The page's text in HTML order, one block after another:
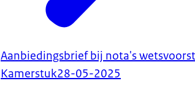
Aanbiedingsbrief bij nota's
Kamerstuk28-05-2025